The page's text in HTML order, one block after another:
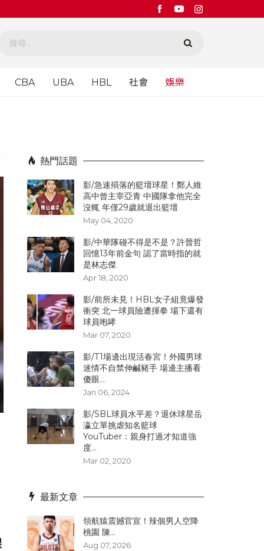
CBA UBA HBL 社會 娛樂
熱門話題
影/急速殞落的籃壇球星！鄭人維
高中曾主宰亞青 中國隊拿他完全
沒輒 年僅29歲就退出籃壇
May 04, 2020
影/中華隊碰不得是不是？許晉哲
回憶13年前金句 認了當時指的就
是林志傑
Apr 18, 2020
影/前所未見！HBL女子組竟爆發
衝突 北一球員險遭揮拳 場下還有
球員咆哮
Mar 07, 2020
影/T1場邊出現活春宮！外國男球
迷情不自禁伸鹹豬手 場邊主播看
傻眼...
Jan 06, 2024
影/SBL球員水平差？退休球星岳
瀛立單挑虐知名籃球
YouTuber：親身打過才知道強
度...
Mar 02, 2020
最新文章
領航猿震撼官宣！辣個男人空降
桃園 陳...
Aug 07, 2026